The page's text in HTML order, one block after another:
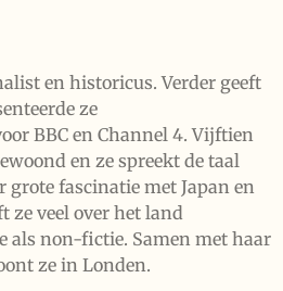
en historicus. Verder geeft
ze
BBC en Channel 4. Vijftien
en ze spreekt de taal
grote fascinatie met Japan en
ze veel over het land
als non-fictie. Samen met haar
ze in Londen.